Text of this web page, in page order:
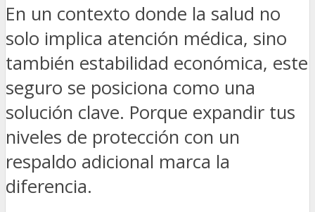
En un contexto donde la salud no
solo implica atención médica, sino
también estabilidad económica, este
seguro se posiciona como una
solución clave. Porque expandir tus
niveles de protección con un
respaldo adicional marca la
diferencia.